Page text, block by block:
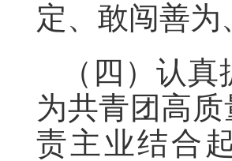
定、敢闯善
（四）认
为共青团高
责主业结合